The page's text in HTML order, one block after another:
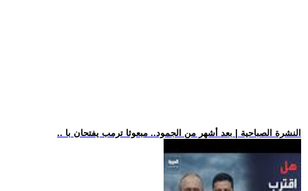
.. النشرة الصباحية | بعد أشهر من الجمود.. مبعوثا ترمب يفتحان با